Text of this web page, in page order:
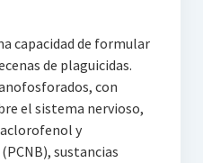
capacidad de formular
de plaguicidas.
con
el sistema nervioso,
y
sustancias